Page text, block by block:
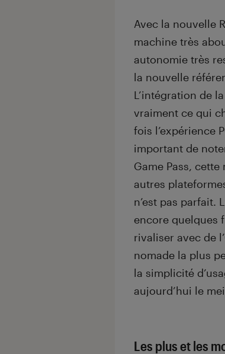
Avec la nouvelle
machine très
autonomie très
la nouvelle
L’intégration de
vraiment ce qui
fois l’expérience
important de
Game Pass,
autres
n’est pas parfait.
encore quelques
rivaliser avec de
nomade la plus
la simplicité
aujourd’hui le
Les plus et les